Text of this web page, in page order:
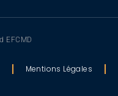
EFCMD
Mentions Légales